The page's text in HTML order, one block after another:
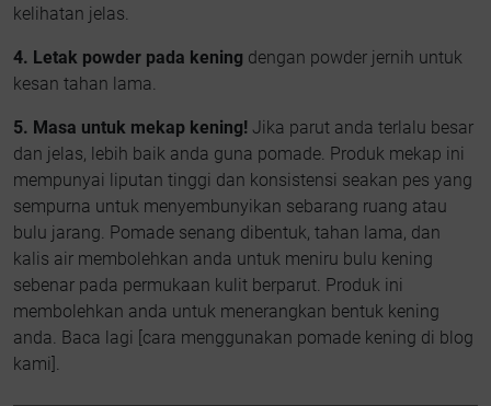
kelihatan jelas.
4. Letak powder pada kening dengan powder jernih untuk
kesan tahan lama.
5. Masa untuk mekap kening! Jika parut anda terlalu besar
dan jelas, lebih baik anda guna pomade. Produk mekap ini
mempunyai liputan tinggi dan konsistensi seakan pes yang
sempurna untuk menyembunyikan sebarang ruang atau
bulu jarang. Pomade senang dibentuk, tahan lama, dan
kalis air membolehkan anda untuk meniru bulu kening
sebenar pada permukaan kulit berparut. Produk ini
membolehkan anda untuk menerangkan bentuk kening
anda. Baca lagi [cara menggunakan pomade kening di blog
kami].